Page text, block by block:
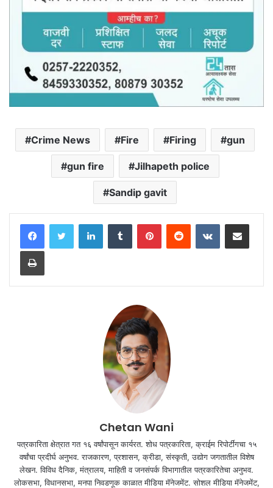
Crime News Fire Firing gun
gun fire Jilhapeth police
Sandip gavit
LinkedInTumblr PinterestReddit VKontakteShare via Email
Print
Chetan Wani
पत्रकारिता क्षेत्रात गत १६ वर्षांपासून कार्यरत. शोध पत्रकारिता, क्राईम रिपोर्टींगचा १५
वर्षांचा प्रदीर्घ अनुभव. राजकारण, प्रशासन, क्रीडा, संस्कृती, उद्योग जगतातील विशेष
लेखन. विविध दैनिक, मंत्रालय, माहिती व जनसंपर्क विभागातील पत्रकारितेचा अनुभव.
लोकसभा, विधानसभा, मनपा निवडणूक काळात मीडिया मॅनेजमेंट. सोशल मीडिया मॅनेजमेंट,